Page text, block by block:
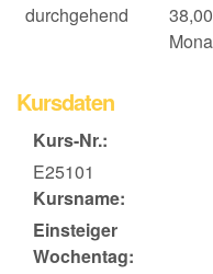
durchgehend
Kursdaten
Kurs-Nr.:
E25101
Kursname:
Einsteiger
Wochentag: